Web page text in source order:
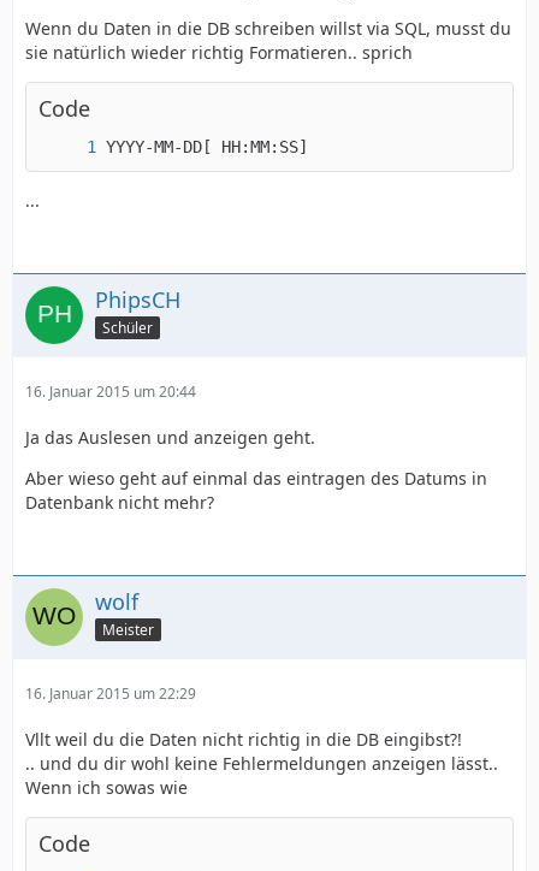
Wenn du Daten in die DB schreiben willst via SQL, musst du
sie natürlich wieder richtig Formatieren.. sprich
Code
YYYY-MM-DD[ HH:MM:SS]
...
PhipsCH
Schüler
16. Januar 2015 um 20:44
Ja das Auslesen und anzeigen geht.
Aber wieso geht auf einmal das eintragen des Datums in
Datenbank nicht mehr?
wolf
Meister
16. Januar 2015 um 22:29
Vllt weil du die Daten nicht richtig in die DB eingibst?!
.. und du dir wohl keine Fehlermeldungen anzeigen lässt..
Wenn ich sowas wie
Code